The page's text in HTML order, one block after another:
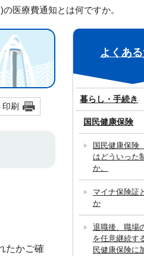
医療費通知とは何ですか。
印刷
たかご確
よくあ
暮らし・手続き
国民健康保険
国民健康保険
はどういった
か。
マイナ保険証
か
退職後、職場
を任意継続す
民健康保険に